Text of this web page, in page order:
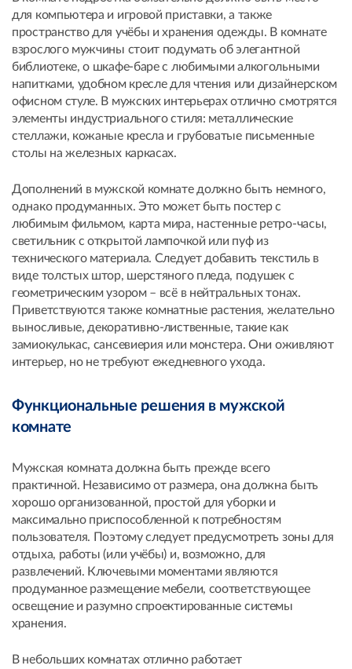
для компьютера и игровой приставки, а также
пространство для учёбы и хранения одежды. В комнате
взрослого мужчины стоит подумать об элегантной
библиотеке, о шкафе-баре с любимыми алкогольными
напитками, удобном кресле для чтения или дизайнерском
офисном стуле. В мужских интерьерах отлично смотрятся
элементы индустриального стиля: металлические
стеллажи, кожаные кресла и грубоватые письменные
столы на железных каркасах.
Дополнений в мужской комнате должно быть немного,
однако продуманных. Это может быть постер с
любимым фильмом, карта мира, настенные ретро-часы,
светильник с открытой лампочкой или пуф из
технического материала. Следует добавить текстиль в
виде толстых штор, шерстяного пледа, подушек с
геометрическим узором – всё в нейтральных тонах.
Приветствуются также комнатные растения, желательно
выносливые, декоративно-лиственные, такие как
замиокулькас, сансевиерия или монстера. Они оживляют
интерьер, но не требуют ежедневного ухода.
Функциональные решения в мужской
комнате
Мужская комната должна быть прежде всего
практичной. Независимо от размера, она должна быть
хорошо организованной, простой для уборки и
максимально приспособленной к потребностям
пользователя. Поэтому следует предусмотреть зоны для
отдыха, работы (или учёбы) и, возможно, для
развлечений. Ключевыми моментами являются
продуманное размещение мебели, соответствующее
освещение и разумно спроектированные системы
хранения.
В небольших комнатах отлично работает